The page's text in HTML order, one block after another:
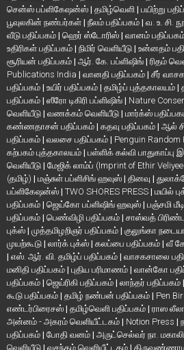
சென்ஸ் பப்ளிகேஷன்ஸ் | தமிழ்வெளி | பயிற்று
பூவுலகின் நண்பர்கள் | நீலம் பதிப்பகம் | வ. உ. சி.
வீடு பதிப்பகம் | ஹெர் ஸ்டோரிஸ் | வானம்
உதிரிகள் பதிப்பகம் | நிமிர் வெளியீடு | உன்னதம்
சூரியன் பதிப்பகம் | ஆர். கே. பப்ளிஷிங் | ரிதம்
Publications India | வானதி பதிப்பகம் | சீர்
பதிப்பகம் | உயிர் பதிப்பகம் | தமிழ்ப் புத்தகாலயம் |
பதிப்பகம் | ஸீரோ டிகிரி பப்ளிஷிங் | Nature
வெளியீடு | வணக்கம் வெளியீடு | மார்க்ஸ்
கண்ணதாசன் பதிப்பகம் | கதவு பதிப்பகம் | ஆல்
பதிப்பகம் | வலசை பதிப்பகம் | Penguin Random
கற்பகம் புத்தகாலயம் | பள்ளிக் கல்வி பாதுகாப்பு
வெளியீடு | மேஜிக் லாம்ப் (Imprint of Ethir
(தமிழ்) | மஞ்சுள் பப்ளிசிங் ஹவுஸ் | தினவு |
பப்ளிகேஷன்ஸ் | TWO SHORES PRESS | மயில்
பதிப்பகம் | ஜெய்கோ பப்ளிஷிங் ஹவுஸ் | பஞ்சமி
பதிப்பகம் | பெண்விழி பதிப்பகம் | சாஸ்வத்
புக்ஸ் | முத்தமிழறிஞர் பதிப்பகம் | குலுங்கா
முயற்கூடு | லார்க் புக்ஸ் | கலப்பை பதிப்பகம் | வீ
| எஸ். ஆர். வி. தமிழ்ப் பதிப்பகம் | வாசகசாலை
மனிதி பதிப்பகம் | புதிய பரிமாணம் | வான்கோ
பதிப்பகம் | ஜெய்ரிகி பதிப்பகம் | லாந்தர் பதிப்பகம் |
கூடு பதிப்பகம் | தமிழ் நண்பன் பதிப்பகம் | Pen
எண்டர்பிரைசஸ் | தமிழ்வெளி பதிப்பகம் | ராஸ
அன்னம் - அகரம் வெளியீட்டகம் | Notion Press |
பதிப்பகம் | போதி வனம் | அருட்செல்வர் நா.
வெளியீடு | வசந்தம் வெளியீட்டகம் |